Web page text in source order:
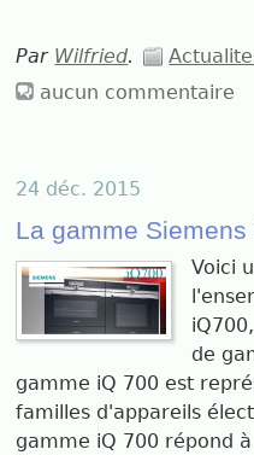
Par Wilfried.
aucun commentaire
24 déc. 2015
La gamme Siemens
Voici
de
gamme iQ 700 est
familles d'appareils
gamme iQ 700 répond